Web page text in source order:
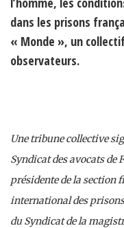
dans les prisons
« Monde », un
observateurs.
Une tribune collective
Syndicat des avocats de
présidente de la section
international des
du Syndicat de la